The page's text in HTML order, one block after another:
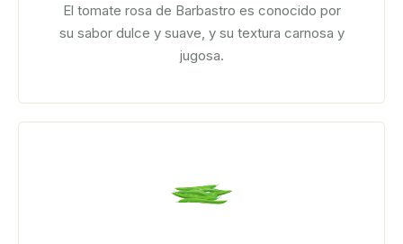
El tomate rosa de Barbastro es conocido por
su sabor dulce y suave, y su textura carnosa y
jugosa.